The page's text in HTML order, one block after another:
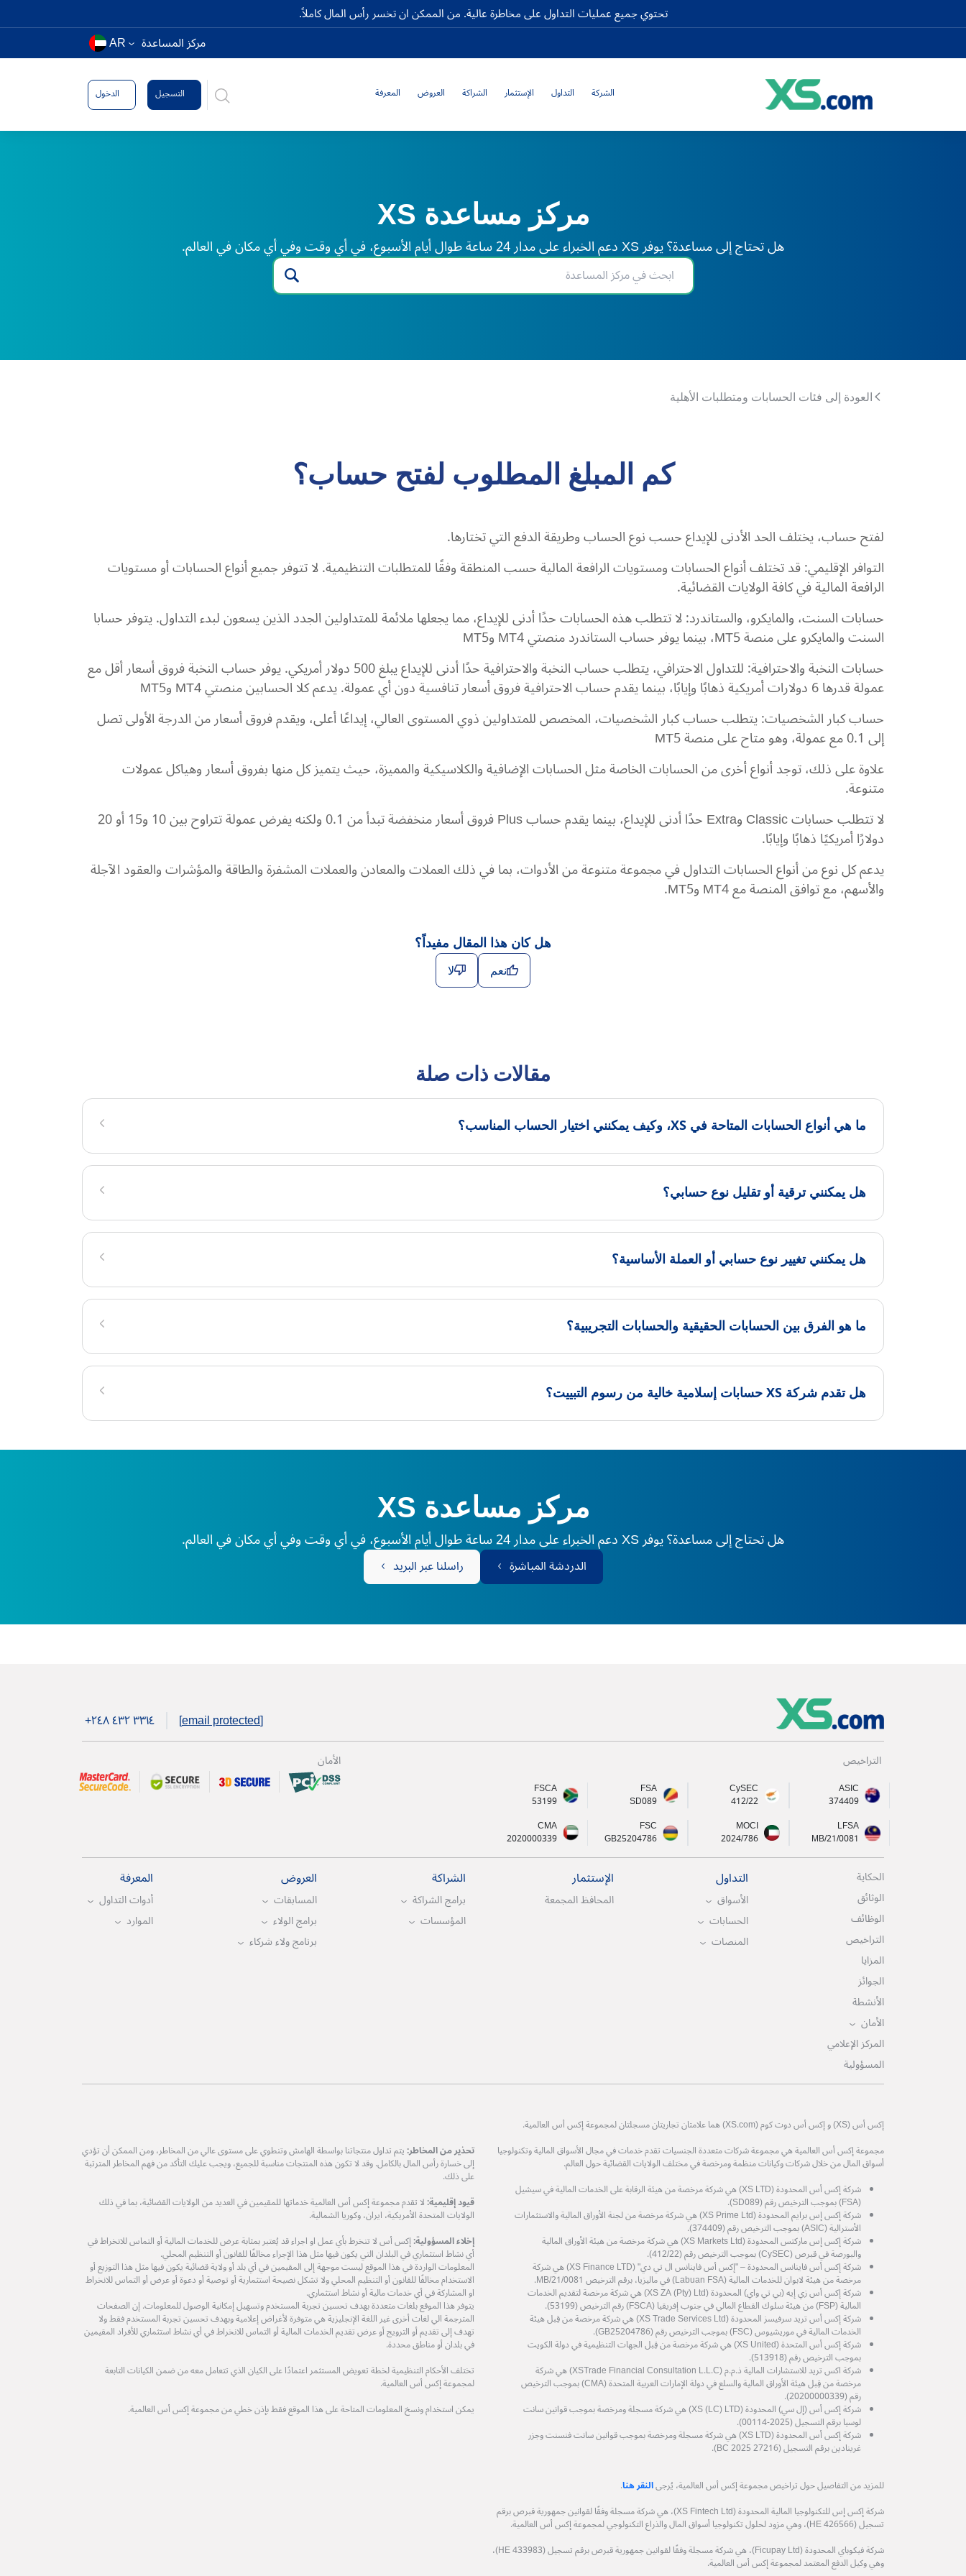
تحتوي جميع عمليات التداول على مخاطرة عالية. من الممكن ان تخسر رأس المال كاملاً.
مركز المساعدة AR
الشركة التداول الإستثمار الشراكة العروض المعرفة التسجيل الدخول
مركز مساعدة XS
هل تحتاج إلى مساعدة؟ يوفر XS دعم الخبراء على مدار 24 ساعة طوال أيام الأسبوع، في أي وقت وفي أي مكان في العالم.
العودة إلى فئات الحسابات ومتطلبات الأهلية
كم المبلغ المطلوب لفتح حساب؟
لفتح حساب، يختلف الحد الأدنى للإيداع حسب نوع الحساب وطريقة الدفع التي تختارها.
التوافر الإقليمي: قد تختلف أنواع الحسابات ومستويات الرافعة المالية حسب المنطقة وفقًا للمتطلبات التنظيمية. لا تتوفر جميع أنواع الحسابات أو مستويات
الرافعة المالية في كافة الولايات القضائية.
حسابات السنت، والمايكرو، والستاندرد: لا تتطلب هذه الحسابات حدًا أدنى للإيداع، مما يجعلها ملائمة للمتداولين الجدد الذين يسعون لبدء التداول. يتوفر حسابا
السنت والمايكرو على منصة MT5، بينما يوفر حساب الستاندرد منصتي MT4 وMT5
حسابات النخبة والاحترافية: للتداول الاحترافي، يتطلب حساب النخبة والاحترافية حدًا أدنى للإيداع يبلغ 500 دولار أمريكي. يوفر حساب النخبة فروق أسعار أقل مع
عمولة قدرها 6 دولارات أمريكية ذهابًا وإيابًا، بينما يقدم حساب الاحترافية فروق أسعار تنافسية دون أي عمولة. يدعم كلا الحسابين منصتي MT4 وMT5
حساب كبار الشخصيات: يتطلب حساب كبار الشخصيات، المخصص للمتداولين ذوي المستوى العالي، إيداعًا أعلى، ويقدم فروق أسعار من الدرجة الأولى تصل
إلى 0.1 مع عمولة، وهو متاح على منصة MT5
علاوة على ذلك، توجد أنواع أخرى من الحسابات الخاصة مثل الحسابات الإضافية والكلاسيكية والمميزة، حيث يتميز كل منها بفروق أسعار وهياكل عمولات
متنوعة.
لا تتطلب حسابات Classic وExtra حدًا أدنى للإيداع، بينما يقدم حساب Plus فروق أسعار منخفضة تبدأ من 0.1 ولكنه يفرض عمولة تتراوح بين 10 و15 أو 20
دولارًا أمريكيًا ذهابًا وإيابًا.
يدعم كل نوع من أنواع الحسابات التداول في مجموعة متنوعة من الأدوات، بما في ذلك العملات والمعادن والعملات المشفرة والطاقة والمؤشرات والعقود الآجلة
والأسهم، مع توافق المنصة مع MT4 وMT5.
هل كان هذا المقال مفيداً؟
نعم لا
مقالات ذات صلة
ما هي أنواع الحسابات المتاحة في XS، وكيف يمكنني اختيار الحساب المناسب؟
هل يمكنني ترقية أو تقليل نوع حسابي؟
هل يمكنني تغيير نوع حسابي أو العملة الأساسية؟
ما هو الفرق بين الحسابات الحقيقية والحسابات التجريبية؟
هل تقدم شركة XS حسابات إسلامية خالية من رسوم التبييت؟
مركز مساعدة XS
هل تحتاج إلى مساعدة؟ يوفر XS دعم الخبراء على مدار 24 ساعة طوال أيام الأسبوع، في أي وقت وفي أي مكان في العالم.
الدردشة المباشرة راسلنا عبر البريد
[email protected] +۲٤۸ ٤۳۲ ۳۳۱٤
التراخيص
ASIC
374409
CySEC
412/22
FSA
SD089
FSCA
53199
LFSA
MB/21/0081
MOCI
2024/786
FSC
GB25204786
CMA
2020000339
الأمان
الحكاية
الوثائق
الوظائف
التراخيص
المزايا
الجوائز
الأنشطة
الأمان
المركز الإعلامي
المسؤولية
التداول
الأسواق
الحسابات
المنصات
الإستثمار
المحافظ المجمعة
الشراكة
برامج الشراكة
المؤسسات
العروض
المسابقات
برامج الولاء
برنامج ولاء شركاء
المعرفة
أدوات التداول
الموارد
إكس أس (XS) و إكس أس دوت كوم (XS.com) هما علامتان تجاريتان مسجلتان لمجموعة إكس أس العالمية.
مجموعة إكس أس العالمية هي مجموعة شركات متعددة الجنسيات تقدم خدمات في مجال الأسواق المالية وتكنولوجيا
أسواق المال من خلال شركات وكيانات منظمة ومرخصة في مختلف الولايات القضائية حول العالم.
شركة إكس أس المحدودة (XS LTD) هي شركة مرخصة من هيئة الرقابة على الخدمات المالية في سيشيل
(FSA) بموجب الترخيص رقم (SD089).
شركة إكس إس برايم المحدودة (XS Prime Ltd) هي شركة مرخصة من لجنة الأوراق المالية والاستثمارات
الأسترالية (ASIC) بموجب الترخيص رقم (374409).
شركة إكس إس ماركتس المحدودة (XS Markets Ltd) هي شركة مرخصة من هيئة الأوراق المالية
والبورصة في قبرص (CySEC) بموجب الترخيص رقم (412/22).
شركة إكس أس فاينانس المحدودة – "إكس أس فاينانس ال تي دي" (XS Finance LTD) هي شركة
مرخصة من هيئة لابوان للخدمات المالية (Labuan FSA) في ماليزيا، برقم الترخيص MB/21/0081.
شركة إكس أس زي إيه (بي تي واي) المحدودة (XS ZA (Pty) Ltd) هي شركة مرخصة لتقديم الخدمات
المالية (FSP) من هيئة سلوك القطاع المالي في جنوب إفريقيا (FSCA) رقم الترخيص (53199).
شركة إكس أس تريد سرفيسز المحدودة (XS Trade Services Ltd) هي شركة مرخصة من قِبل هيئة
الخدمات المالية في موريشيوس (FSC) بموجب الترخيص رقم (GB25204786).
شركة إكس أس المتحدة (XS United) هي شركة مرخصة من قِبل الجهات التنظيمية في دولة الكويت
بموجب الترخيص رقم (513918).
شركة اكس تريد للاستشارات المالية ذ.م.م (XSTrade Financial Consultation L.L.C) هي شركة
مرخصة من قِبل هيئة الأوراق المالية والسلع في دولة الإمارات العربية المتحدة (CMA) بموجب الترخيص
رقم (20200000339).
شركة إكس أس (إل سي) المحدودة (XS (LC) LTD) هي شركة مسجلة ومرخصة بموجب قوانين سانت
لوسيا برقم التسجيل (2025-00114).
شركة إكس أس المحدودة (XS LTD) هي شركة مسجلة ومرخصة بموجب قوانين سانت فنسنت وجزر
غرينادين برقم التسجيل (27216 BC 2025).
للمزيد من التفاصيل حول تراخيص مجموعة إكس أس العالمية، يُرجىالنقر هنا.
شركة إكس إس للتكنولوجيا المالية المحدودة (XS Fintech Ltd)، هي شركة مسجلة وفقًا لقوانين جمهورية قبرص برقم
تسجيل (HE 426566)، وهي مزود لحلول تكنولوجيا أسواق المال والذراع التكنولوجي لمجموعة إكس أس العالمية.
شركة فيكوباي المحدودة (Ficupay Ltd)، هي شركة مسجلة وفقًا لقوانين جمهورية قبرص برقم تسجيل (HE 433983)،
وهي وكيل الدفع المعتمد لمجموعة إكس أس العالمية.
تحذير من المخاطر: يتم تداول منتجاتنا بواسطة الهامش وتنطوي على مستوى عالي من المخاطر، ومن الممكن أن تؤدي
إلى خسارة رأس المال بالكامل. وقد لا تكون هذه المنتجات مناسبة للجميع، ويجب عليك التأكد من فهم المخاطر المترتبة
على ذلك.
قيود إقليمية: لا تقدم مجموعة إكس أس العالمية خدماتها للمقيمين في العديد من الولايات القضائية، بما في ذلك
الولايات المتحدة الأمريكية، ايران، وكوريا الشمالية.
إخلاء المسؤولية:إكس أس لا تنخرط بأي عمل او اجراء قد يُعتبر بمثابة عرض للخدمات المالية أو التماس للانخراط في
أي نشاط استثماري في البلدان التي يكون فيها مثل هذا الإجراء مخالفًا للقانون أو التنظيم المحلي.
المعلومات الواردة في هذا الموقع ليست موجهة إلى المقيمين في أي بلد أو ولاية قضائية يكون فيها مثل هذا التوزيع أو
الاستخدام مخالفًا للقانون أو التنظيم المحلي ولا تشكل نصيحة استثمارية أو توصية أو دعوة أو عرض أو التماس للانخراط
او المشاركة في أي خدمات مالية أو نشاط استثماري.
يتوفر هذا الموقع بلغات متعددة بهدف تحسين تجربة المستخدم وتسهيل إمكانية الوصول للمعلومات. إن الصفحات
المترجمة الي لغات أخرى غير اللغة الإنجليزية هي متوفرة لأغراض إعلامية وبهدف تحسين تجربة المستخدم فقط ولا
تهدف إلى تقديم أو الترويج أو عرض تقديم الخدمات المالية أو التماس للانخراط في أي نشاط استثماري للأفراد المقيمين
في بلدان أو مناطق محددة.
تختلف الأحكام التنظيمية لخطة تعويض المستثمر اعتمادًا على الكيان الذي تتعامل معه من ضمن الكيانات التابعة
لمجموعة إكس أس العالمية.
يمكن استخدام ونسخ المعلومات المتاحة على هذا الموقع فقط بإذن خطي من مجموعة إكس أس العالمية.